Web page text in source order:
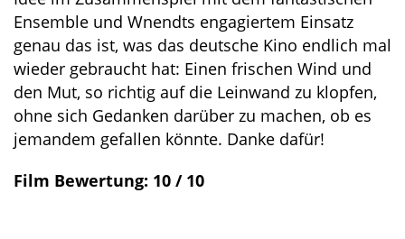
Ensemble und Wnendts engagiertem Einsatz
genau das ist, was das deutsche Kino endlich mal
wieder gebraucht hat: Einen frischen Wind und
den Mut, so richtig auf die Leinwand zu klopfen,
ohne sich Gedanken darüber zu machen, ob es
jemandem gefallen könnte. Danke dafür!
Film Bewertung: 10 / 10